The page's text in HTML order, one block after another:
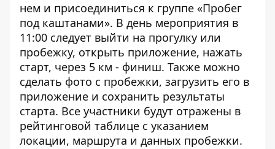
нем и присоединиться к группе «Пробег
под каштанами». В день мероприятия в
11:00 следует выйти на прогулку или
пробежку, открыть приложение, нажать
старт, через 5 км - финиш. Также можно
сделать фото с пробежки, загрузить его в
приложение и сохранить результаты
старта. Все участники будут отражены в
рейтинговой таблице с указанием
локации, маршрута и данных пробежки.